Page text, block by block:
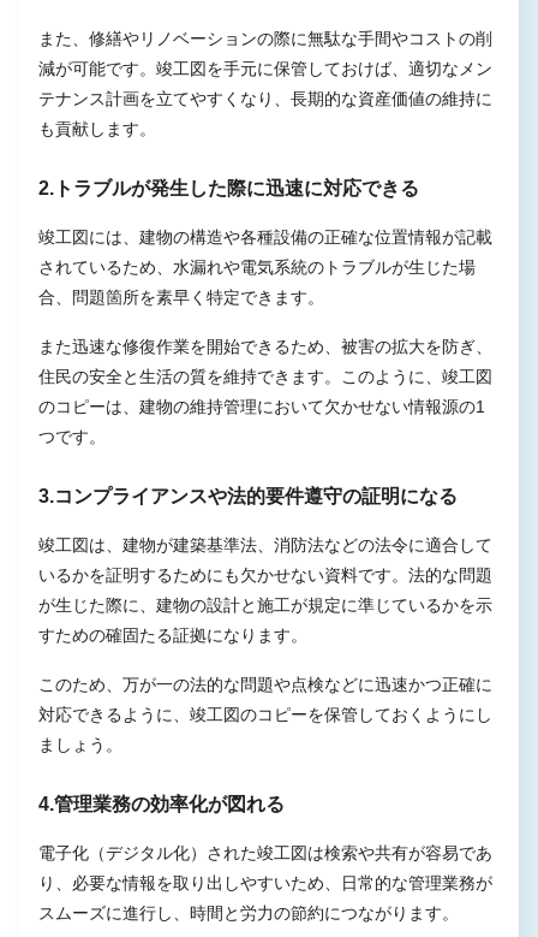
また、修繕やリノベーションの際に無駄な手間やコストの削
減が可能です。竣工図を手元に保管しておけば、適切なメン
テナンス計画を立てやすくなり、長期的な資産価値の維持に
も貢献します。
2.トラブルが発生した際に迅速に対応できる
竣工図には、建物の構造や各種設備の正確な位置情報が記載
されているため、水漏れや電気系統のトラブルが生じた場
合、問題箇所を素早く特定できます。
また迅速な修復作業を開始できるため、被害の拡大を防ぎ、
住民の安全と生活の質を維持できます。このように、竣工図
のコピーは、建物の維持管理において欠かせない情報源の1
つです。
3.コンプライアンスや法的要件遵守の証明になる
竣工図は、建物が建築基準法、消防法などの法令に適合して
いるかを証明するためにも欠かせない資料です。法的な問題
が生じた際に、建物の設計と施工が規定に準じているかを示
すための確固たる証拠になります。
このため、万が一の法的な問題や点検などに迅速かつ正確に
対応できるように、竣工図のコピーを保管しておくようにし
ましょう。
4.管理業務の効率化が図れる
電子化（デジタル化）された竣工図は検索や共有が容易であ
り、必要な情報を取り出しやすいため、日常的な管理業務が
スムーズに進行し、時間と労力の節約につながります。